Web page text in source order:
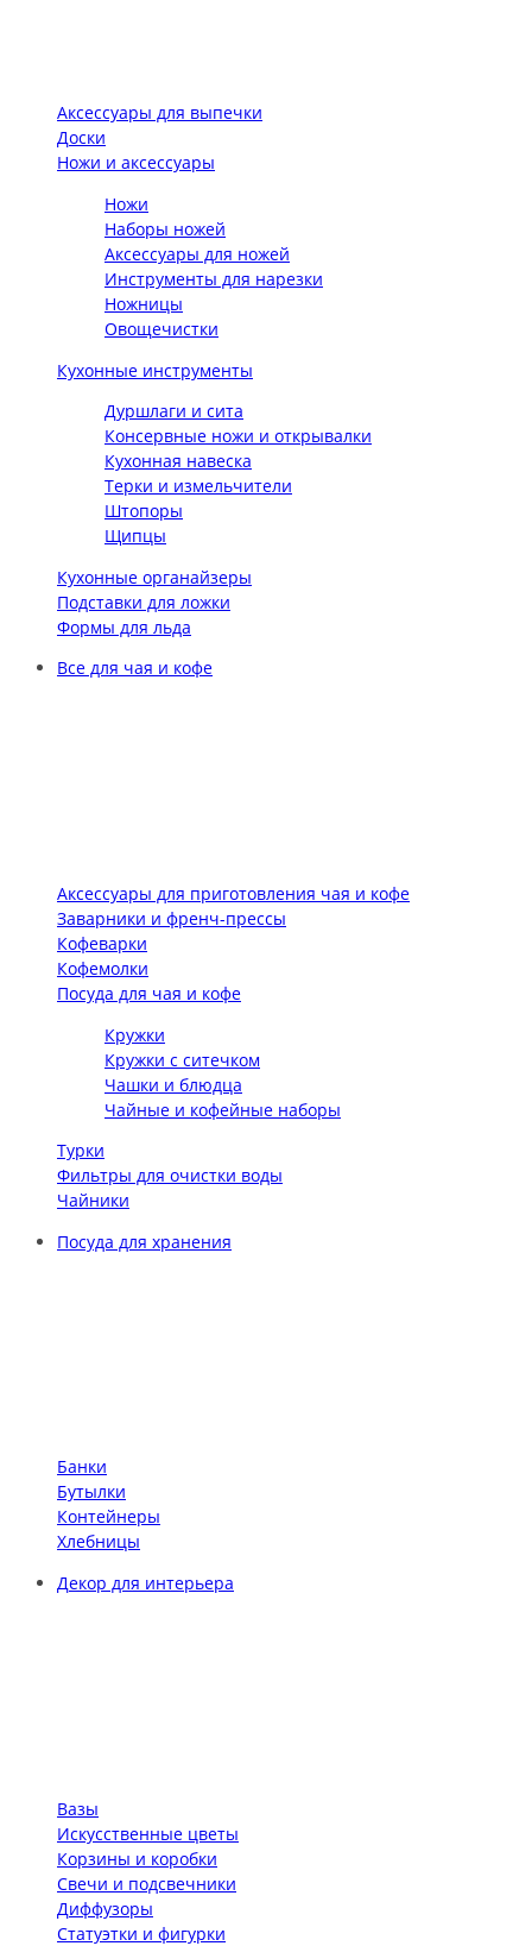
Аксессуары для выпечки
Доски
Ножи и аксессуары
Ножи
Наборы ножей
Аксессуары для ножей
Инструменты для нарезки
Ножницы
Овощечистки
Кухонные инструменты
Дуршлаги и сита
Консервные ножи и открывалки
Кухонная навеска
Терки и измельчители
Штопоры
Щипцы
Кухонные органайзеры
Подставки для ложки
Формы для льда
Все для чая и кофе
Аксессуары для приготовления чая и кофе
Заварники и френч-прессы
Кофеварки
Кофемолки
Посуда для чая и кофе
Кружки
Кружки с ситечком
Чашки и блюдца
Чайные и кофейные наборы
Турки
Фильтры для очистки воды
Чайники
Посуда для хранения
Банки
Бутылки
Контейнеры
Хлебницы
Декор для интерьера
Вазы
Искусственные цветы
Корзины и коробки
Свечи и подсвечники
Диффузоры
Статуэтки и фигурки